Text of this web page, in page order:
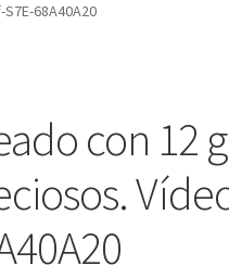
68A40A20
con 12